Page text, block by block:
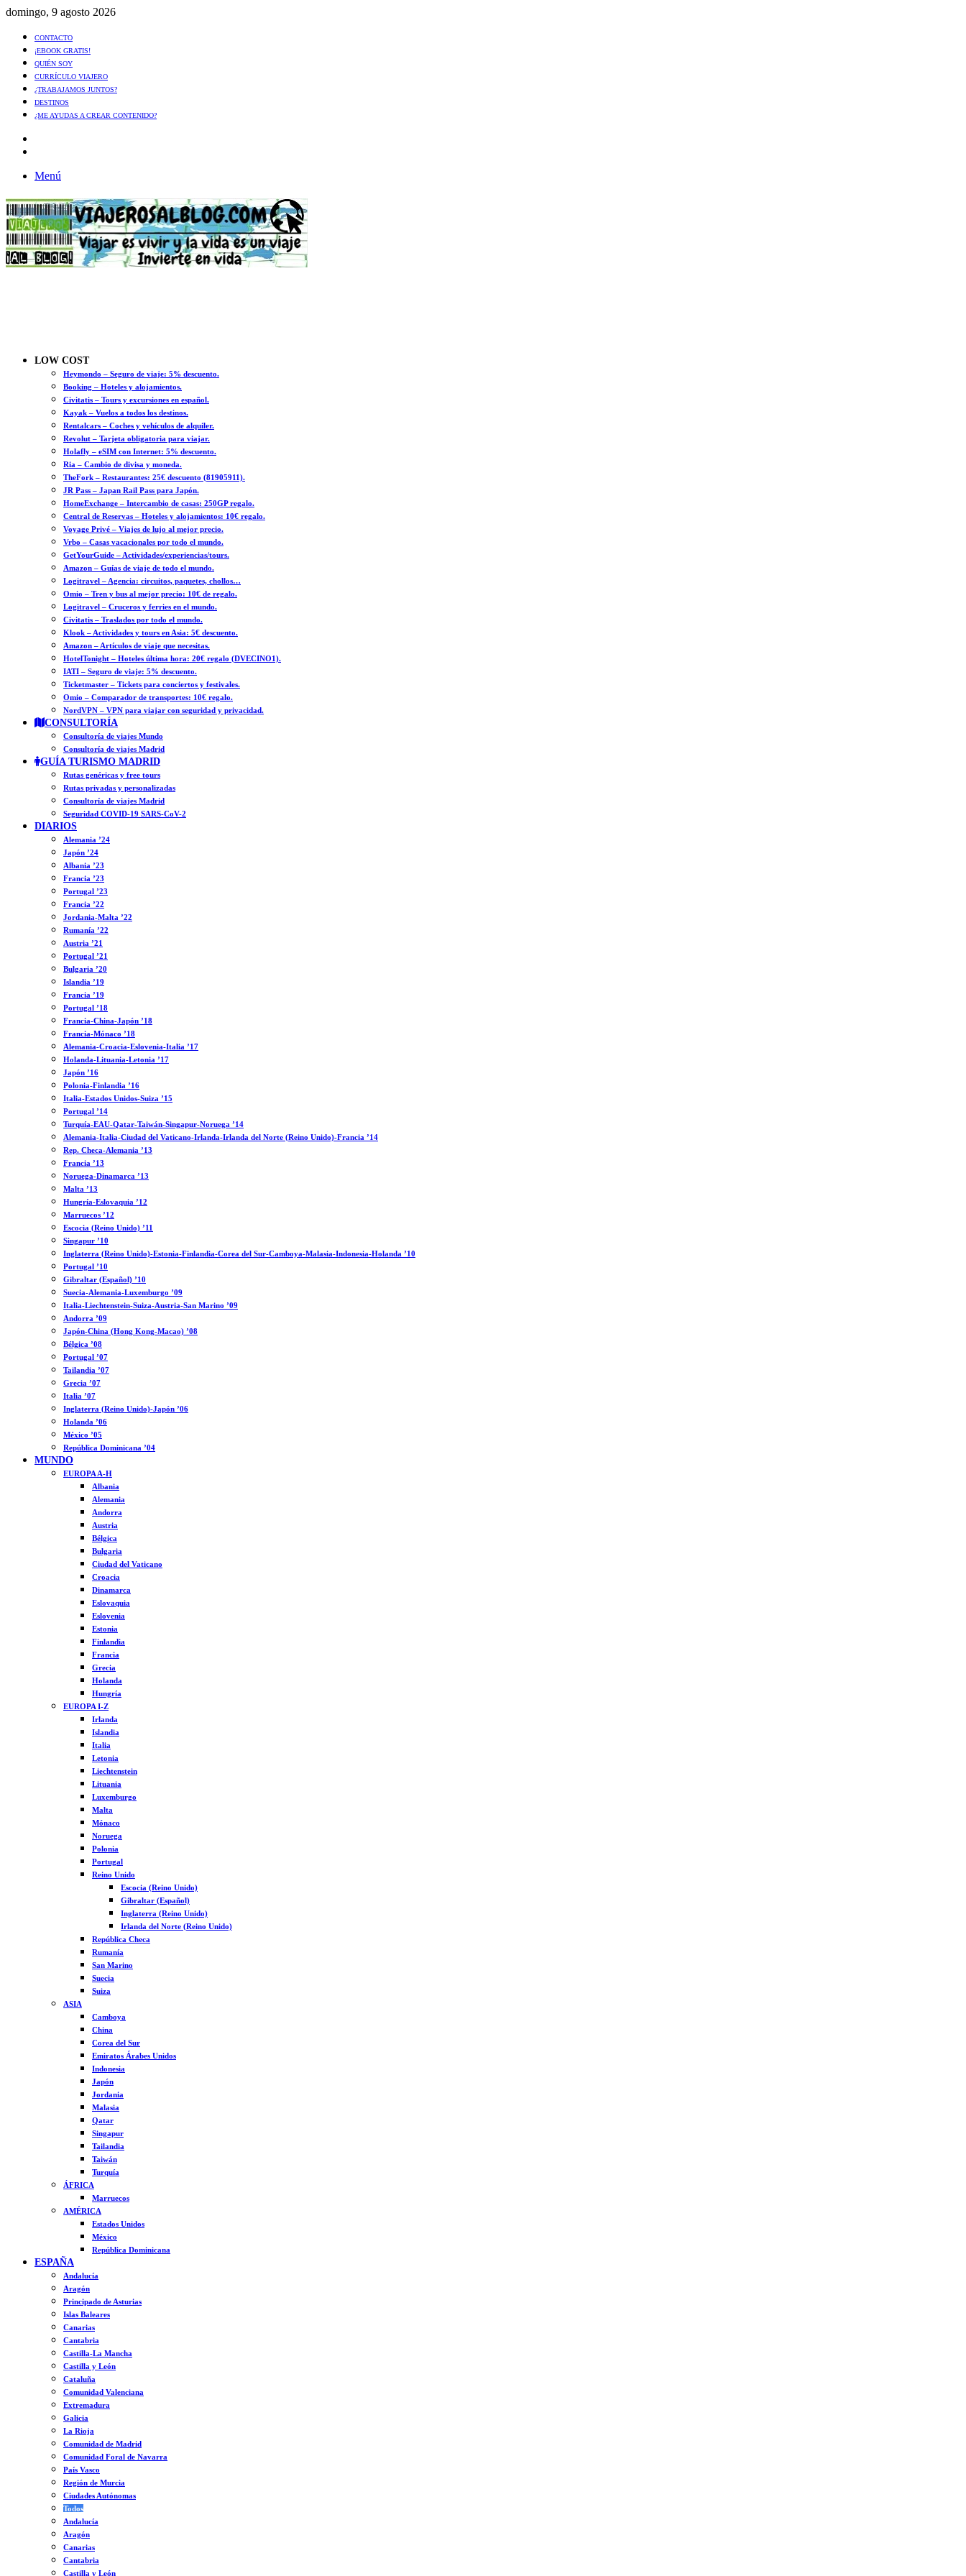
domingo, 9 agosto 2026
CONTACTO
¡EBOOK GRATIS!
QUIÉN SOY
CURRÍCULO VIAJERO
¿TRABAJAMOS JUNTOS?
DESTINOS
¿ME AYUDAS A CREAR CONTENIDO?
Menú
LOW COST
Heymondo – Seguro de viaje: 5% descuento.
Booking – Hoteles y alojamientos.
Civitatis – Tours y excursiones en español.
Kayak – Vuelos a todos los destinos.
Rentalcars – Coches y vehículos de alquiler.
Revolut – Tarjeta obligatoria para viajar.
Holafly – eSIM con Internet: 5% descuento.
Ria – Cambio de divisa y moneda.
TheFork – Restaurantes: 25€ descuento (81905911).
JR Pass – Japan Rail Pass para Japón.
HomeExchange – Intercambio de casas: 250GP regalo.
Central de Reservas – Hoteles y alojamientos: 10€ regalo.
Voyage Privé – Viajes de lujo al mejor precio.
Vrbo – Casas vacacionales por todo el mundo.
GetYourGuide – Actividades/experiencias/tours.
Amazon – Guías de viaje de todo el mundo.
Logitravel – Agencia: circuitos, paquetes, chollos…
Omio – Tren y bus al mejor precio: 10€ de regalo.
Logitravel – Cruceros y ferries en el mundo.
Civitatis – Traslados por todo el mundo.
Klook – Actividades y tours en Asia: 5€ descuento.
Amazon – Artículos de viaje que necesitas.
HotelTonight – Hoteles última hora: 20€ regalo (DVECINO1).
IATI – Seguro de viaje: 5% descuento.
Ticketmaster – Tickets para conciertos y festivales.
Omio – Comparador de transportes: 10€ regalo.
NordVPN – VPN para viajar con seguridad y privacidad.
CONSULTORÍA
Consultoría de viajes Mundo
Consultoría de viajes Madrid
GUÍA TURISMO MADRID
Rutas genéricas y free tours
Rutas privadas y personalizadas
Consultoría de viajes Madrid
Seguridad COVID-19 SARS-CoV-2
DIARIOS
Alemania ’24
Japón ’24
Albania ’23
Francia ’23
Portugal ’23
Francia ’22
Jordania-Malta ’22
Rumanía ’22
Austria ’21
Portugal ’21
Bulgaria ’20
Islandia ’19
Francia ’19
Portugal ’18
Francia-China-Japón ’18
Francia-Mónaco ’18
Alemania-Croacia-Eslovenia-Italia ’17
Holanda-Lituania-Letonia ’17
Japón ’16
Polonia-Finlandia ’16
Italia-Estados Unidos-Suiza ’15
Portugal ’14
Turquía-EAU-Qatar-Taiwán-Singapur-Noruega ’14
Alemania-Italia-Ciudad del Vaticano-Irlanda-Irlanda del Norte (Reino Unido)-Francia ’14
Rep. Checa-Alemania ’13
Francia ’13
Noruega-Dinamarca ’13
Malta ’13
Hungría-Eslovaquia ’12
Marruecos ’12
Escocia (Reino Unido) ’11
Singapur ’10
Inglaterra (Reino Unido)-Estonia-Finlandia-Corea del Sur-Camboya-Malasia-Indonesia-Holanda ’10
Portugal ’10
Gibraltar (Español) ’10
Suecia-Alemania-Luxemburgo ’09
Italia-Liechtenstein-Suiza-Austria-San Marino ’09
Andorra ’09
Japón-China (Hong Kong-Macao) ’08
Bélgica ’08
Portugal ’07
Tailandia ’07
Grecia ’07
Italia ’07
Inglaterra (Reino Unido)-Japón ’06
Holanda ’06
México ’05
República Dominicana ’04
MUNDO
EUROPA A-H
Albania
Alemania
Andorra
Austria
Bélgica
Bulgaria
Ciudad del Vaticano
Croacia
Dinamarca
Eslovaquia
Eslovenia
Estonia
Finlandia
Francia
Grecia
Holanda
Hungría
EUROPA I-Z
Irlanda
Islandia
Italia
Letonia
Liechtenstein
Lituania
Luxemburgo
Malta
Mónaco
Noruega
Polonia
Portugal
Reino Unido
Escocia (Reino Unido)
Gibraltar (Español)
Inglaterra (Reino Unido)
Irlanda del Norte (Reino Unido)
República Checa
Rumanía
San Marino
Suecia
Suiza
ASIA
Camboya
China
Corea del Sur
Emiratos Árabes Unidos
Indonesia
Japón
Jordania
Malasia
Qatar
Singapur
Tailandia
Taiwán
Turquía
ÁFRICA
Marruecos
AMÉRICA
Estados Unidos
México
República Dominicana
ESPAÑA
Andalucía
Aragón
Principado de Asturias
Islas Baleares
Canarias
Cantabria
Castilla-La Mancha
Castilla y León
Cataluña
Comunidad Valenciana
Extremadura
Galicia
La Rioja
Comunidad de Madrid
Comunidad Foral de Navarra
País Vasco
Región de Murcia
Ciudades Autónomas
Todos
Andalucía
Aragón
Canarias
Cantabria
Castilla y León